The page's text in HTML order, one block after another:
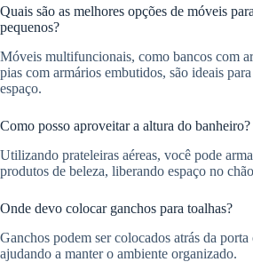
Quais são as melhores opções de móveis
pequenos?
Móveis multifuncionais, como bancos com
pias com armários embutidos, são ideais
espaço.
Como posso aproveitar a altura do banheiro?
Utilizando prateleiras aéreas, você pode
produtos de beleza, liberando espaço no
Onde devo colocar ganchos para toalhas?
Ganchos podem ser colocados atrás da porta
ajudando a manter o ambiente organizado.